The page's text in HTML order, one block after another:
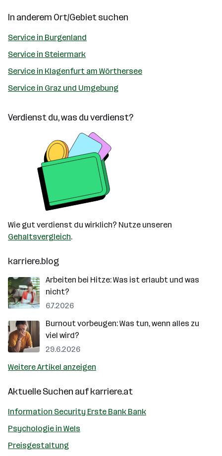
In anderem Ort/Gebiet suchen
Service in Burgenland
Service in Steiermark
Service in Klagenfurt am Wörthersee
Service in Graz und Umgebung
Verdienst du, was du verdienst?
Wie gut verdienst du wirklich? Nutze unseren
Gehaltsvergleich.
karriere.blog
Arbeiten bei Hitze: Was ist erlaubt und was
nicht?
6.7.2026
Burnout vorbeugen: Was tun, wenn alles zu
viel wird?
29.6.2026
Weitere Artikel anzeigen
Aktuelle Suchen aufkarriere.at
Information Security Erste Bank Bank
Psychologie in Wels
Preisgestaltung